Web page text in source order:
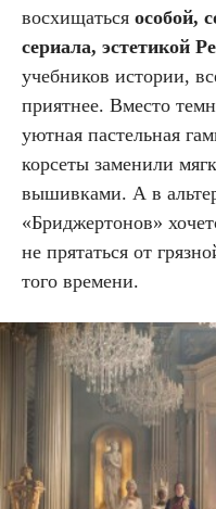
восхищаться особой,
сериала, эстетикой
учебников истории,
приятнее. Вместо
уютная пастельная
корсеты заменили
вышивками. А в
«Бриджертонов»
не прятаться от
того времени.